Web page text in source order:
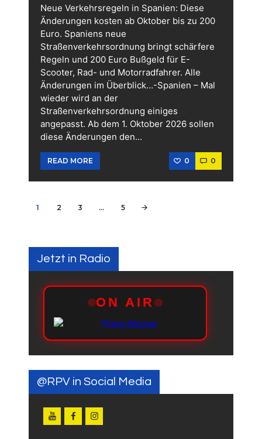
Neue Verkehrsregeln in Spanien: Diese
Änderungen kosten ab Oktober bis zu 200
Euro. Spaniens neue
Straßenverkehrsordnung bringt schärfere
Regeln und 200 Euro Bußgeld für E-
Scooter, Rad- und Motorradfahrer. Alle
Änderungen im Überblick…-Spanien – Mal
wieder wird an der
Straßenverkehrsordnung einiges
angepasst. Ab dem 1. Oktober 2026 sollen
diese Änderungen den…
READ MORE 0 0
Seitennummerierung
PAGE
1 PAGE
2 PAGE
3 … PAGE
5
Jetzt in Radio
@RPV in Social Media